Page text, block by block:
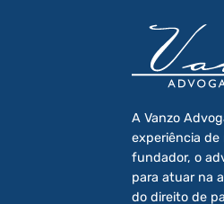
A Vanzo
experiência de
fundador, o
para atuar na
do direito de